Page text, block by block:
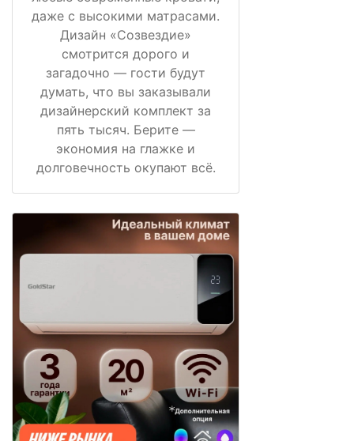
даже с высокими матрасами.
Дизайн «Созвездие»
смотрится дорого и
загадочно — гости будут
думать, что вы заказывали
дизайнерский комплект за
пять тысяч. Берите —
экономия на глажке и
долговечность окупают всё.